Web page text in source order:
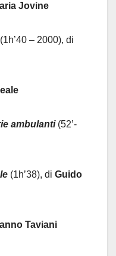
Jovine
(1h’40 – 2000), di
ambulanti (52’-
(1h’38), di Guido
Taviani